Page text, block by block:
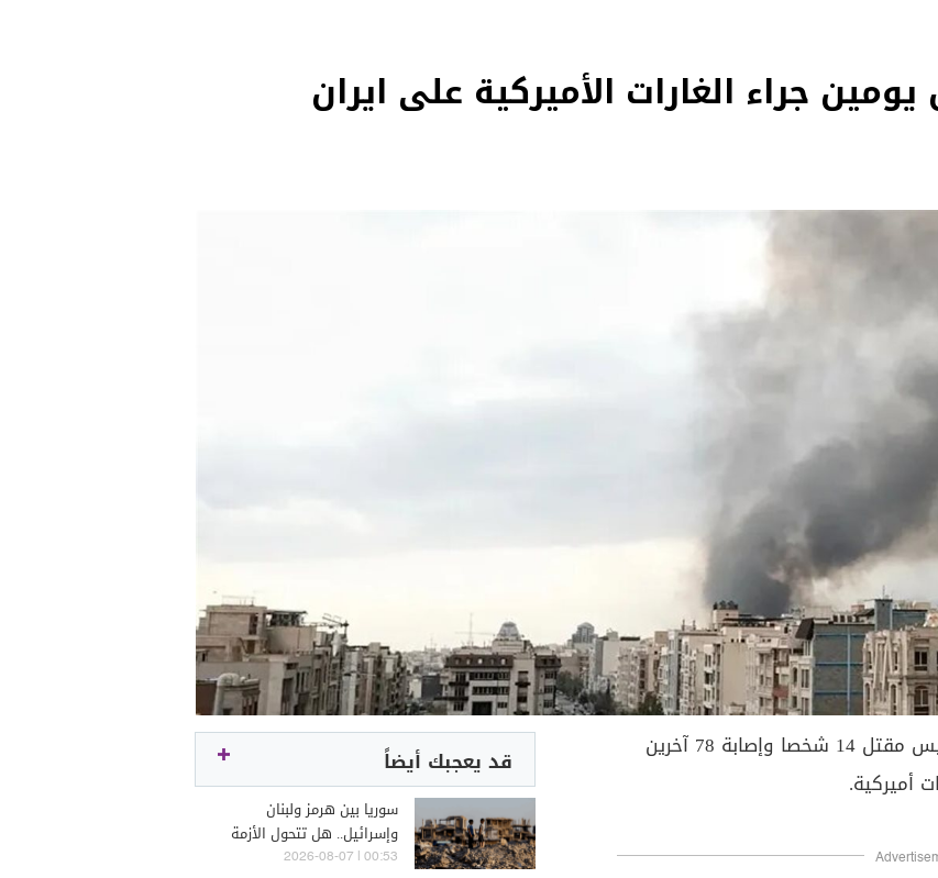
اليوم الخميس مقتل 14 شخصا وإصابة 78 آخرين
أميركية.
قد يعجبك أيضاً
سوريا بين هرمز ولبنان
وإسرائيل.. هل تتحول الأزمة
الإقليمية إلى فرصة؟
00:53 | 2026-08-07